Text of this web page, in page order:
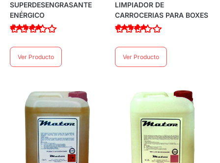
SUPERDESENGRASANTE
ENÉRGICO
de 5
Ver Producto
LIMPIADOR DE
CARROCERIAS PARA BOXES
de 5
Ver Producto